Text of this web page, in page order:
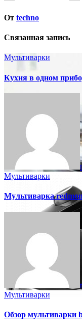
От techno
Связанная запись
Мультиварки
Кухня в одном
Мультиварки
Мультиварка
Мультиварки
Обзор мультиварки